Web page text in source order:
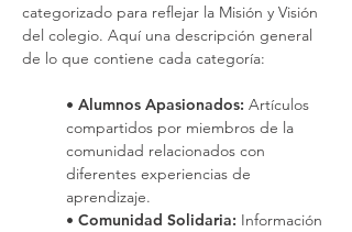
categorizado para reflejar la Misión y Visión
del colegio. Aquí una descripción general
de lo que contiene cada categoría:
• Alumnos Apasionados: Artículos
compartidos por miembros de la
comunidad relacionados con
diferentes experiencias de
aprendizaje.
• Comunidad Solidaria: Información